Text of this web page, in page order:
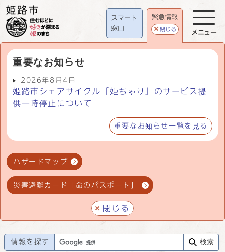
スマート
窓口
緊急情報
閉じる
重要なお知らせ
2026年8月4日
姫路市シェアサイクル「姫ちゃり」のサービス提
供一時停止について
重要なお知らせ一覧を見る
ハザードマップ
災害避難カード「命のパスポート」
閉じる
メニュー
情報を探す 検索